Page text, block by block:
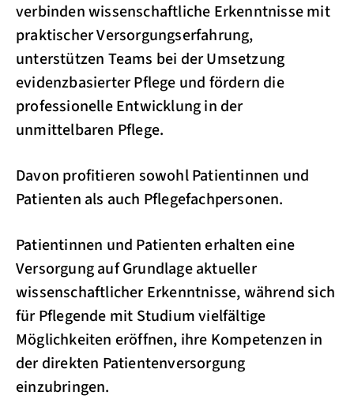
verbinden wissenschaftliche Erkenntnisse mit
praktischer Versorgungserfahrung,
unterstützen Teams bei der Umsetzung
evidenzbasierter Pflege und fördern die
professionelle Entwicklung in der
unmittelbaren Pflege.
Davon profitieren sowohl Patientinnen und
Patienten als auch Pflegefachpersonen.
Patientinnen und Patienten erhalten eine
Versorgung auf Grundlage aktueller
wissenschaftlicher Erkenntnisse, während sich
für Pflegende mit Studium vielfältige
Möglichkeiten eröffnen, ihre Kompetenzen in
der direkten Patientenversorgung
einzubringen.